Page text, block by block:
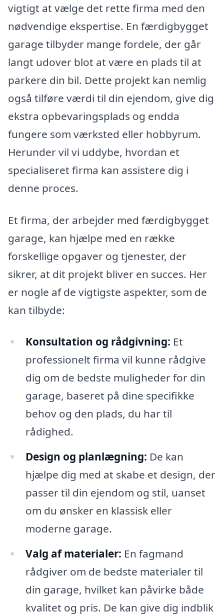
vigtigt at vælge det rette firma med den
nødvendige ekspertise. En færdigbygget
garage tilbyder mange fordele, der går
langt udover blot at være en plads til at
parkere din bil. Dette projekt kan nemlig
også tilføre værdi til din ejendom, give dig
ekstra opbevaringsplads og endda
fungere som værksted eller hobbyrum.
Herunder vil vi uddybe, hvordan et
specialiseret firma kan assistere dig i
denne proces.
Et firma, der arbejder med færdigbygget
garage, kan hjælpe med en række
forskellige opgaver og tjenester, der
sikrer, at dit projekt bliver en succes. Her
er nogle af de vigtigste aspekter, som de
kan tilbyde:
Konsultation og rådgivning: Et
professionelt firma vil kunne rådgive
dig om de bedste muligheder for din
garage, baseret på dine specifikke
behov og den plads, du har til
rådighed.
Design og planlægning: De kan
hjælpe dig med at skabe et design, der
passer til din ejendom og stil, uanset
om du ønsker en klassisk eller
moderne garage.
Valg af materialer: En fagmand
rådgiver om de bedste materialer til
din garage, hvilket kan påvirke både
kvalitet og pris. De kan give dig indblik